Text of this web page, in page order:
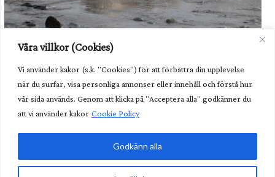
Våra villkor (Cookies)
Vi använder kakor (s.k. "Cookies") för att förbättra din upplevelse
när du surfar, visa personliga annonser eller innehåll och förstå hur
vår sida används. Genom att klicka på "Acceptera alla" godkänner du
att vi använder kakor Cookie Policy
Godkänn alla
odling av utsättning. Foto: Havs- och vattenmyndigheten.
Unik fisk behöver fortsatt hjälp
Kunglig glans över nya fiskvägen